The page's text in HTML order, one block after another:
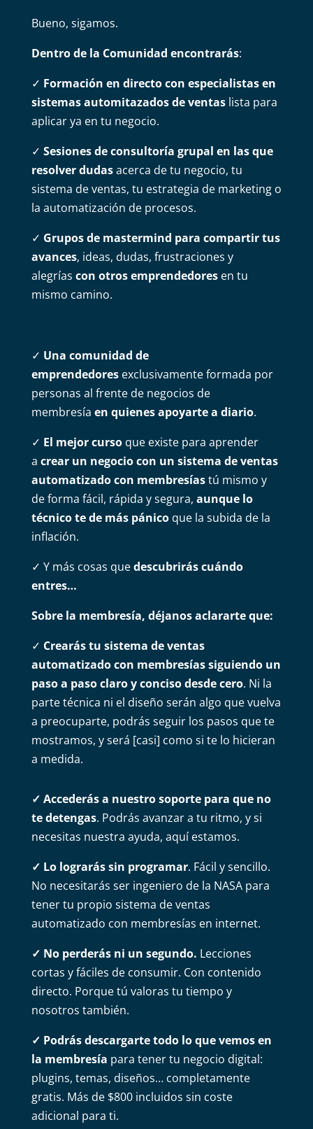
Bueno, sigamos.
Dentro de la Comunidad encontrarás:
✓ Formación en directo con especialistas en
sistemas automitazados de ventaslista para
aplicar ya en tu negocio.
✓ Sesiones de consultoría grupal en las que
resolver dudasacerca de tu negocio, tu
sistema de ventas, tu estrategia de marketing o
la automatización de procesos.
✓ Grupos de mastermind para compartir tus
avances, ideas, dudas, frustraciones y
alegrías con otros emprendedoresen tu
mismo camino.
✓ Una comunidad de
emprendedoresexclusivamente formada por
personas al frente de negocios de
membresía en quienes apoyarte a diario.
✓ El mejor cursoque existe para aprender
a crear un negocio con un sistema de ventas
automatizado con membresíastú mismo y
de forma fácil, rápida y segura, aunque lo
técnico te de más pánicoque la subida de la
inflación.
✓ Y más cosas quedescubrirás cuándo
entres…
Sobre la membresía, déjanos aclararte que:
✓ Crearás tu sistema de ventas
automatizado con membresías siguiendo un
paso a paso claro y conciso desde cero. Ni la
parte técnica ni el diseño serán algo que vuelva
a preocuparte, podrás seguir los pasos que te
mostramos, y será [casi] como si te lo hicieran
a medida.
✓ Accederás a nuestro soporte para que no
te detengas. Podrás avanzar a tu ritmo, y si
necesitas nuestra ayuda, aquí estamos.
✓ Lo lograrás sin programar. Fácil y sencillo.
No necesitarás ser ingeniero de la NASA para
tener tu propio sistema de ventas
automatizado con membresías en internet.
✓ No perderás ni un segundo. Lecciones
cortas y fáciles de consumir. Con contenido
directo. Porque tú valoras tu tiempo y
nosotros también.
✓ Podrás descargarte todo lo que vemos en
la membresía para tener tu negocio digital:
plugins, temas, diseños… completamente
gratis. Más de $800 incluidos sin coste
adicional para ti.